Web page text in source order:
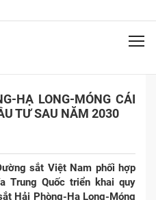
HẠ LONG-MÓNG CÁI
TƯ SAU NĂM 2030
sắt Việt Nam phối hợp
Trung Quốc triển khai quy
Hải Phòng-Hạ Long-Móng